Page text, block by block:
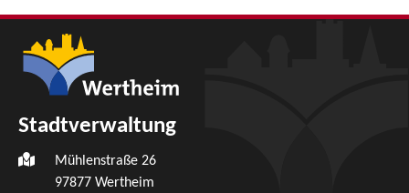
Stadtverwaltung
Mühlenstraße 26
97877 Wertheim